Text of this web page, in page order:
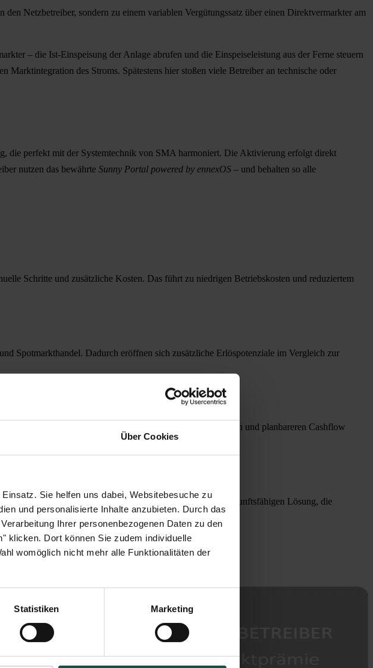
Über Cookies
Sie helfen uns dabei, Websitebesuche zu
und personalisierte Inhalte anzubieten. Durch das
Ihrer personenbezogenen Daten zu den
klicken. Dort können Sie zudem individuelle
womöglich nicht mehr alle Funktionalitäten der
Statistiken Marketing
Netzbetreiber, sondern zu einem variablen Vergütungssatz über einen Direktvermarkter am
– die Ist-Einspeisung der Anlage abrufen und die Einspeiseleistung aus der Ferne steuern
des Stroms. Spätestens hier stoßen viele Betreiber an technische oder
, die perfekt mit der Systemtechnik von SMA harmoniert. Die Aktivierung erfolgt direkt
nutzen das bewährte Sunny Portal powered by ennexOS – und behalten so alle
Schritte und zusätzliche Kosten. Das führt zu niedrigen Betriebskosten und reduziertem
Spotmarkthandel. Dadurch eröffnen sich zusätzliche Erlöspotenziale im Vergleich zur
die Erlöse jeden Monat ausbezahlt, was zu einem stabileren und planbareren Cashflow
Die Betreiber profitieren von einer rechtssicheren und zukunftsfähigen Lösung, die
digital.